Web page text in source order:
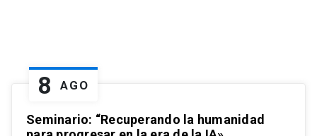
8 AGO
Seminario: “Recuperando la humanidad